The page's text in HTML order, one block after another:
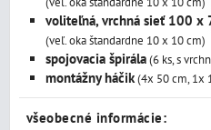
voliteľná, vrchná sieť 100 x
(veľ. oka štandardne 10 x 10 cm)
spojovacia špirála(6 ks, s
montážny háčik(4x 50 cm, 1x
všeobecné informácie: